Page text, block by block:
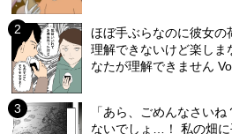
ほぼ手ぶらなのに彼女の
理解できないけど楽しま
なたが理解できません
「あら、ごめんなさい
ないでしょ…！ 私の畑